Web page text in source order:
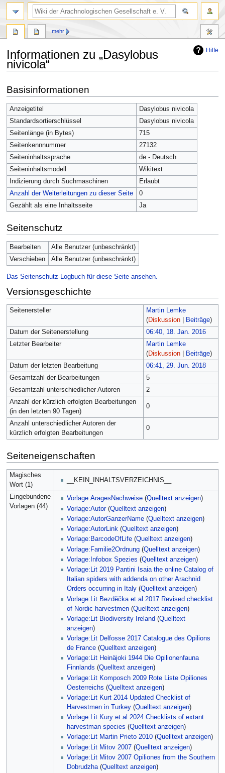
Hilfe
Informationen zu „Dasylobus
nivicola“
Navigation
springen
Suche
springen
Basisinformationen
Anzeigetitel
Dasylobus nivicola
Standardsortierschlüssel
Dasylobus nivicola
Seitenlänge (in Bytes)
715
Seitenkennnummer
27132
Seiteninhaltssprache
de - Deutsch
Seiteninhaltsmodell
Wikitext
Indizierung durch Suchmaschinen
Erlaubt
Anzahl der Weiterleitungen zu dieser Seite
0
Gezählt als eine Inhaltsseite
Ja
Seitenschutz
Bearbeiten
Alle Benutzer (unbeschränkt)
Verschieben
Alle Benutzer (unbeschränkt)
Das Seitenschutz-Logbuch für diese Seite ansehen.
Versionsgeschichte
Seitenersteller
Martin Lemke
(Diskussion| Beiträge)
Datum der Seitenerstellung
06:40, 18. Jan. 2016
Letzter Bearbeiter
Martin Lemke
(Diskussion| Beiträge)
Datum der letzten Bearbeitung
06:41, 29. Jun. 2018
Gesamtzahl der Bearbeitungen
5
Gesamtzahl unterschiedlicher Autoren
2
Anzahl der kürzlich erfolgten Bearbeitungen
(in den letzten 90 Tagen)
0
Anzahl unterschiedlicher Autoren der
kürzlich erfolgten Bearbeitungen
0
Seiteneigenschaften
Magisches
Wort (1)
__KEIN_INHALTSVERZEICHNIS__
Eingebundene
Vorlagen (44)
Vorlage:AragesNachweise (Quelltext anzeigen)
Vorlage:Autor(Quelltext anzeigen)
Vorlage:AutorGanzerName (Quelltext anzeigen)
Vorlage:AutorLink (Quelltext anzeigen)
Vorlage:BarcodeOfLife (Quelltext anzeigen)
Vorlage:Familie2Ordnung (Quelltext anzeigen)
Vorlage:Infobox Spezies (Quelltext anzeigen)
Vorlage:Lit 2019 Pantini Isaia the online Catalog of
Italian spiders with addenda on other Arachnid
Orders occurring in Italy (Quelltext anzeigen)
Vorlage:Lit Bezděčka et al 2017 Revised checklist
of Nordic harvestmen (Quelltext anzeigen)
Vorlage:Lit Biodiversity Ireland (Quelltext
anzeigen)
Vorlage:Lit Delfosse 2017 Catalogue des Opilions
de France (Quelltext anzeigen)
Vorlage:Lit Heinäjoki 1944 Die Opilionenfauna
Finnlands (Quelltext anzeigen)
Vorlage:Lit Komposch 2009 Rote Liste Opiliones
Oesterreichs (Quelltext anzeigen)
Vorlage:Lit Kurt 2014 Updated Checklist of
Harvestmen in Turkey (Quelltext anzeigen)
Vorlage:Lit Kury et al 2024 Checklists of extant
harvestman species (Quelltext anzeigen)
Vorlage:Lit Martin Prieto 2010 (Quelltext anzeigen)
Vorlage:Lit Mitov 2007 (Quelltext anzeigen)
Vorlage:Lit Mitov 2007 Opiliones from the Southern
Dobrudzha(Quelltext anzeigen)
mehr